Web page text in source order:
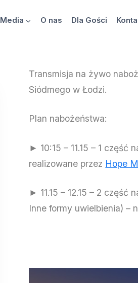
Media O nas Dla Gości
Transmisja na żywo
Siódmego w Łodzi.
Plan nabożeństwa:
► 10:15 – 11.15 – 1 część
realizowane przez Hope
► 11.15 – 12.15 – 2 część
Inne formy uwielbienia) –